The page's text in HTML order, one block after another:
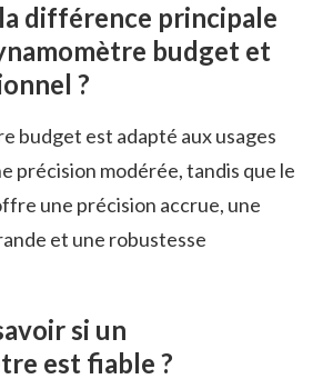
différence principale
budget et
?
budget est adapté aux usages
précision modérée, tandis que le
une précision accrue, une
et une robustesse
si un
est fiable ?